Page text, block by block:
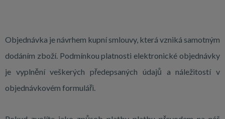
Objednávka je návrhem kupní smlouvy, která vzniká samotným
dodáním zboží. Podmínkou platnosti elektronické objednávky
je vyplnění veškerých předepsaných údajů a náležitostí v
objednávkovém formuláři.